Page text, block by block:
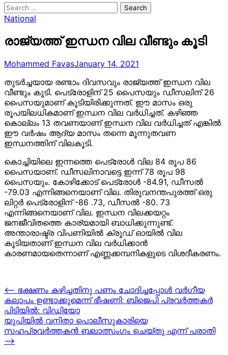
Search
for:
National
രാജ്യത്ത് ഇന്ധന വില വീണ്ടും കൂടി
Mohammed FavasJanuary 14, 2021
തുടര്‍ച്ചയായ രണ്ടാം ദിവസവും രാജ്യത്ത് ഇന്ധന വില
വീണ്ടും കൂടി. പെട്രോളിന് 25 പൈസയും ഡീസലിന് 26
പൈസയുമാണ് കൂടിയിരിക്കുന്നത്. ഈ മാസം ഒരു
രൂപയിലധികമാണ് ഇന്ധന വില വര്‍ധിച്ചത്. കഴിഞ്ഞ
കൊല്ലം 13 തവണയാണ് ഇന്ധന വില വര്‍ധിച്ചത് എങ്കില്‍
ഈ വര്‍ഷം ആദ്യ മാസം തന്നെ മൂന്നുതവണ
ഇന്ധനത്തിന് വിലകൂടി.
കൊച്ചിയിലെ ഇന്നത്തെ പെട്രോള്‍ വില 84 രൂപ 86
പൈസയാണ്. ഡീസലിനാവട്ടെ ഇന്ന് 78 രൂപ 98
പൈസയും. കോഴിക്കോട് പെട്രോള്‍ -84.91, ഡീസല്‍
-79.03 എന്നിങ്ങനെയാണ് വില. തിരുവനന്തപുരത്ത് ഒരു
ലിറ്റര്‍ പെട്രോളിന് -86 .73, ഡീസല്‍ -80. 73
എന്നിങ്ങനെയാണ് വില. ഇന്ധന വിലക്കയറ്റം
ജനജീവിതത്തെ കാര്യമായി ബാധിക്കുന്നുണ്ട്.
അന്താരാഷ്ട്ര വിപണിയില്‍ ക്രൂഡ് ഓയില്‍ വില
കൂടിയതാണ് ഇന്ധന വില വര്‍ധിക്കാന്‍
കാരണമായതെന്നാണ് എണ്ണക്കമ്പനികളുടെ വിശദീകരണം.
Post
navigation
⟵ ഭക്ഷണം കഴിച്ചതിനു പണം ചോദിച്ചപ്പോൾ വർഗീയ
കലാപം ഉണ്ടാക്കുമെന്ന് ഭീഷണി; ബിജെപി പ്രവർത്തകർ
പിടിയിൽ: വിഡിയോ
യുപിയിൽ വനിതാ പൊലീസുകാരിയെ
സഹപ്രവർത്തകൻ ബലാത്സംഗം ചെയ്തു എന്ന് പരാതി
⟶